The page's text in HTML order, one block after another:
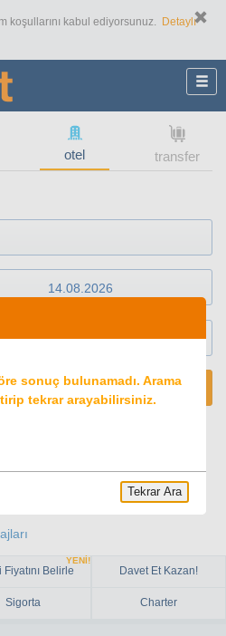
koşullarını kabul ediyorsunuz.
Detaylı
otel transfer
ARA
Fiyatını Belirle
YENİ!
Davet Et Kazan!
Sigorta Charter
sonuç bulunamadı. Arama
tekrar arayabilirsiniz.
Tekrar Ara